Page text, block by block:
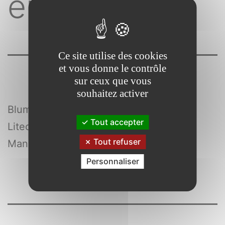
Blumann , Claude (19..-….) , juriste
Litec
Manuels
Ce site utilise des cookies
et vous donne le contrôle
sur ceux que vous
souhaitez activer
Tout accepter
Tout refuser
Personnaliser